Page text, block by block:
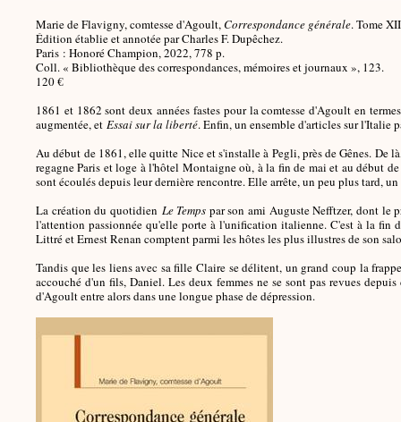
Marie de Flavigny, comtesse d'Agoult,Correspondance générale. Tome
Édition établie et annotée par Charles F. Dupêchez.
Paris : Honoré Champion, 2022, 778 p.
Coll. « Bibliothèque des correspondances, mémoires et journaux », 123.
120 €
1861 et 1862 sont deux années fastes pour la comtesse d'Agoult en
augmentée, et Essai sur la liberté. Enfin, un ensemble d'articles sur l'Italie
Au début de 1861, elle quitte Nice et s'installe à Pegli, près de Gênes. De
regagne Paris et loge à l'hôtel Montaigne où, à la fin de mai et au début
sont écoulés depuis leur dernière rencontre. Elle arrête, un peu plus tard,
La création du quotidien Le Temps par son ami Auguste Nefftzer, dont le
l'attention passionnée qu'elle porte à l'unification italienne. C'est à la fin
Littré et Ernest Renan comptent parmi les hôtes les plus illustres de son
Tandis que les liens avec sa fille Claire se délitent, un grand coup la
accouché d'un fils, Daniel. Les deux femmes ne se sont pas revues
d'Agoult entre alors dans une longue phase de dépression.